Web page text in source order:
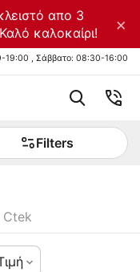
απο 3
καλοκαίρι!
×
, Σάββατο: 08:30-16:00
Filters
Ctek